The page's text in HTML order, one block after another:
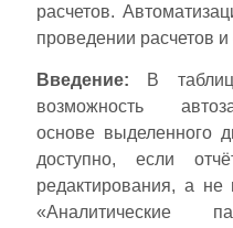
расчетов.
проведении расчетов
Введение: В
возможность
основе выделенного
доступно, если
редактирования, а не
«Аналитические